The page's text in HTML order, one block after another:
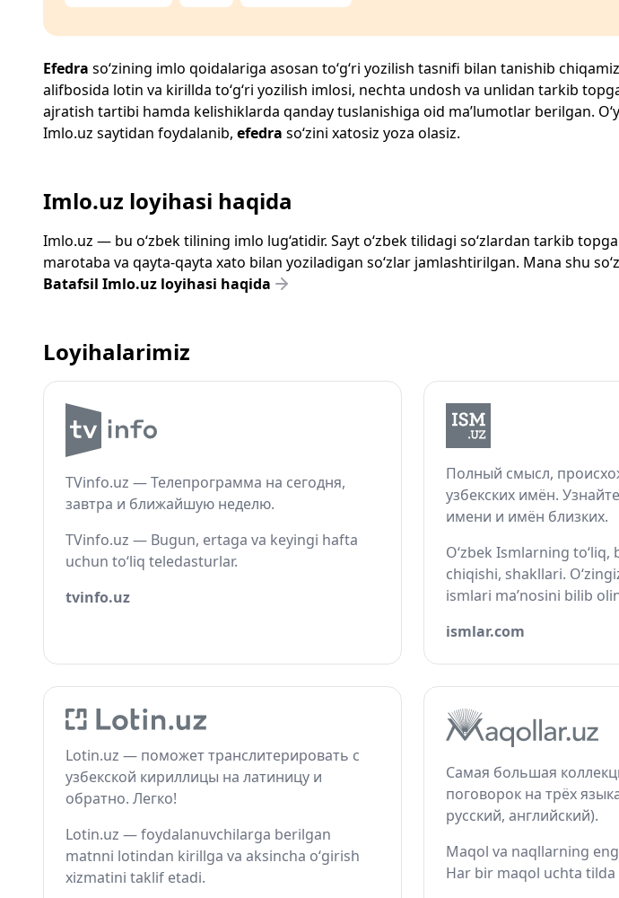
Efedra so‘zining imlo qoidalariga asosan to‘g‘ri yozilish tasnifi bilan tanishib
alifbosida lotin va kirillda to‘g‘ri yozilish imlosi, nechta undosh va unlidan tarkib
ajratish tartibi hamda kelishiklarda qanday tuslanishiga oid ma’lumotlar berilgan.
Imlo.uz saytidan foydalanib, efedra so‘zini xatosiz yoza olasiz.
Imlo.uz loyihasi haqida
Imlo.uz — bu o‘zbek tilining imlo lug‘atidir. Sayt o‘zbek tilidagi so‘zlardan tarkib
marotaba va qayta-qayta xato bilan yoziladigan so‘zlar jamlashtirilgan. Mana shu
Batafsil Imlo.uz loyihasi haqida
Loyihalarimiz
TVinfo.uz — Телепрограмма на сегодня,
завтра и ближайшую неделю.
TVinfo.uz — Bugun, ertaga va keyingi hafta
uchun to‘liq teledasturlar.
tvinfo.uz
Полный смысл,
узбекских имён.
имени и имён близких.
O‘zbek Ismlarning to‘liq,
chiqishi, shakllari.
ismlari ma’nosini bilib
ismlar.com
Lotin.uz — поможет транслитерировать с
узбекской кириллицы на латиницу и
обратно. Легко!
Lotin.uz — foydalanuvchilarga berilgan
matnni lotindan kirillga va aksincha o‘girish
xizmatini taklif etadi.
Самая большая
поговорок на трёх
русский, английский).
Maqol va naqllarning
Har bir maqol uchta tilda